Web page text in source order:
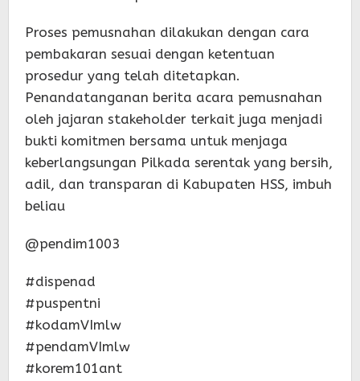
Proses pemusnahan dilakukan dengan cara
pembakaran sesuai dengan ketentuan
prosedur yang telah ditetapkan.
Penandatanganan berita acara pemusnahan
oleh jajaran stakeholder terkait juga menjadi
bukti komitmen bersama untuk menjaga
keberlangsungan Pilkada serentak yang bersih,
adil, dan transparan di Kabupaten HSS, imbuh
beliau
@pendim1003
#dispenad
#puspentni
#kodamVImlw
#pendamVImlw
#korem101ant